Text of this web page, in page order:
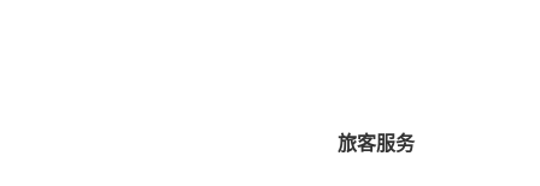
旅客服务